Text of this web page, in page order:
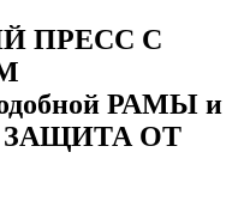
ПРЕСС С
РАМЫ и
ОТ